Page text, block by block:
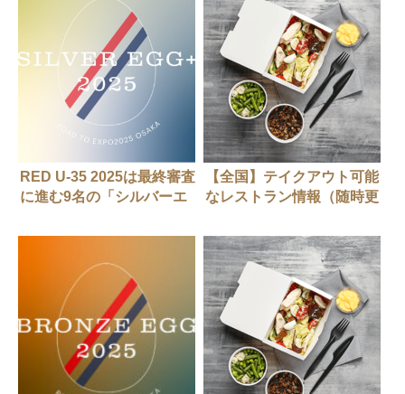
RED U-35 2025は最終審査
に進む9名の「シルバーエ
【全国】テイクアウト可能
なレストラン情報（随時更